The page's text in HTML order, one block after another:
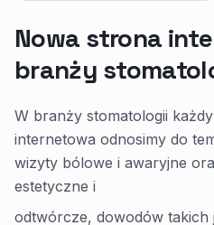
Nowa strona
branży
W branży stomatologii
internetowa odnosimy do
wizyty bólowe i awaryjne
estetyczne i
odtwórcze, dowodów takich